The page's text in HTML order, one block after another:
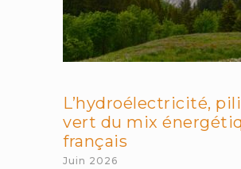
L’hydroélectricité,
vert du mix
français
Juin 2026